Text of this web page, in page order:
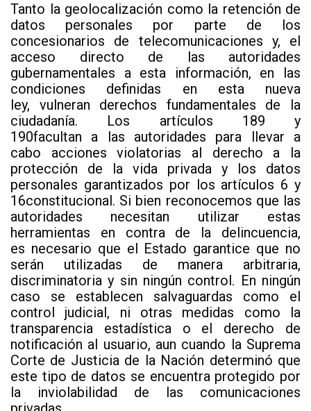
Tanto la geolocalización como la retención de
datos personales por parte de los
concesionarios de telecomunicaciones y, el
acceso directo de las autoridades
gubernamentales a esta información, en las
condiciones definidas en esta nueva
ley, vulneran derechos fundamentales de la
ciudadanía. Los artículos 189 y
190facultan a las autoridades para llevar a
cabo acciones violatorias al derecho a la
protección de la vida privada y los datos
personales garantizados por los artículos 6 y
16constitucional. Si bien reconocemos que las
autoridades necesitan utilizar estas
herramientas en contra de la delincuencia,
es necesario que el Estado garantice que no
serán utilizadas de manera arbitraria,
discriminatoria y sin ningún control. En ningún
caso se establecen salvaguardas como el
control judicial, ni otras medidas como la
transparencia estadística o el derecho de
notificación al usuario, aun cuando la Suprema
Corte de Justicia de la Nación determinó que
este tipo de datos se encuentra protegido por
la inviolabilidad de las comunicaciones